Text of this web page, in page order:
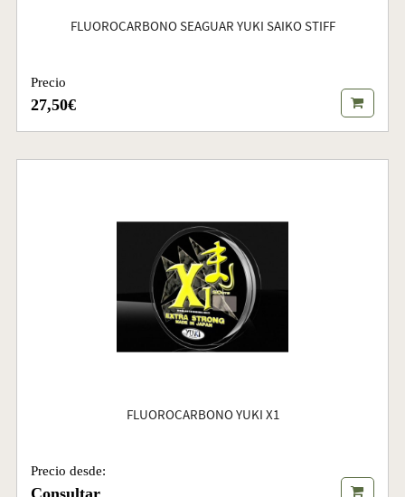
FLUOROCARBONO SEAGUAR YUKI SAIKO STIFF
Precio
27,50€
FLUOROCARBONO YUKI X1
Precio desde: